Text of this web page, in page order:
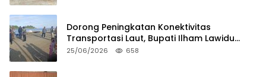
Dorong Peningkatan Konektivitas
Transportasi Laut, Bupati Ilham Lawidu
Tinjau Langsung Rencana Pembangunan
25/06/2026 658